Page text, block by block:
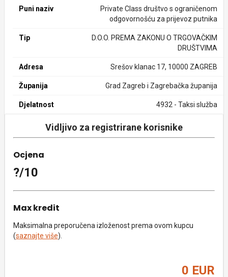
Puni naziv
Private Class društvo s ograničenom
odgovornošću za prijevoz putnika
Tip
D.O.O. PREMA ZAKONU O TRGOVAČKIM
DRUŠTVIMA
Adresa Srešov klanac 17, 10000 ZAGREB
Županija Grad Zagreb i Zagrebačka županija
Djelatnost 4932 - Taksi služba
Vidljivo za registrirane korisnike
Ocjena
?/10
Max kredit
Maksimalna preporučena izloženost prema ovom kupcu
(saznajte više).
0 EUR